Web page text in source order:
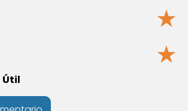
★
★
Útil